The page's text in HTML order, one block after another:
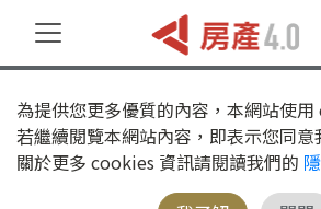
為提供您更多優質的內容，本網站使
若繼續閱覽本網站內容，即表示您同意
關於更多 cookies 資訊請閱讀我們的